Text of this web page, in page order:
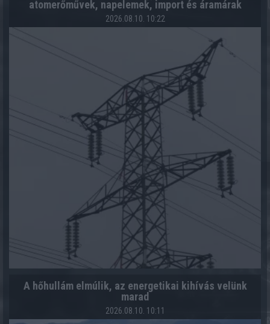
atomerőművek, napelemek, import és áramárak
2026.08.10. 10:22
A hőhullám elmúlik, az energetikai kihívás velünk
marad
2026.08.10. 10:11